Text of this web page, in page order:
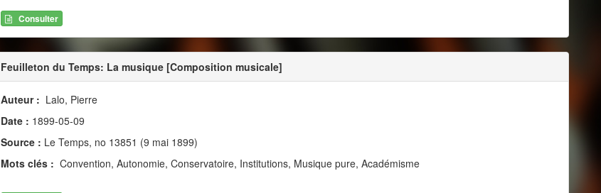
Consulter
Feuilleton du Temps: La musique [Composition musicale]
Auteur : Lalo, Pierre
Date : 1899-05-09
Source : Le Temps, no 13851 (9 mai 1899)
Mots clés : Convention, Autonomie, Conservatoire, Institutions, Musique pure, Académisme